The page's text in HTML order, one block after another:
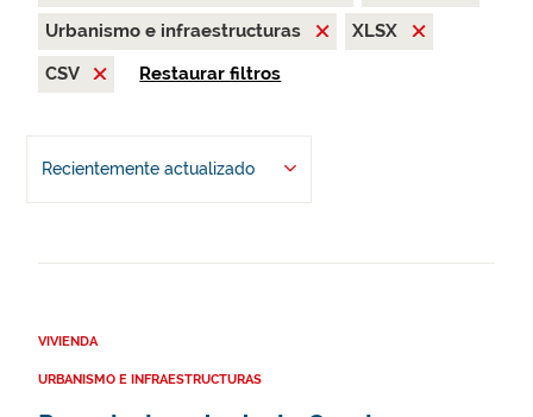
Urbanismo e infraestructuras
XLSX
CSV
Restaurar filtros
Recientemente actualizado
VIVIENDA
URBANISMO E INFRAESTRUCTURAS